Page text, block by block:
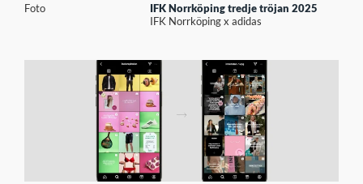
Foto
IFK Norrköping tredje tröjan 2025
IFK Norrköping x adidas